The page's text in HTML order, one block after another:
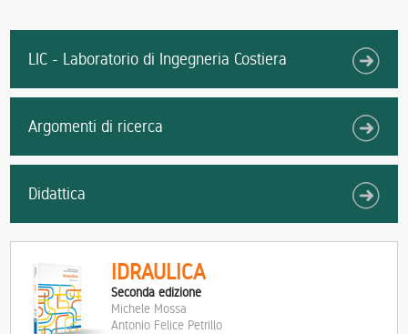
LIC - Laboratorio di Ingegneria Costiera
Argomenti di ricerca
Didattica
IDRAULICA
Seconda edizione
Michele Mossa
Antonio Felice Petrillo